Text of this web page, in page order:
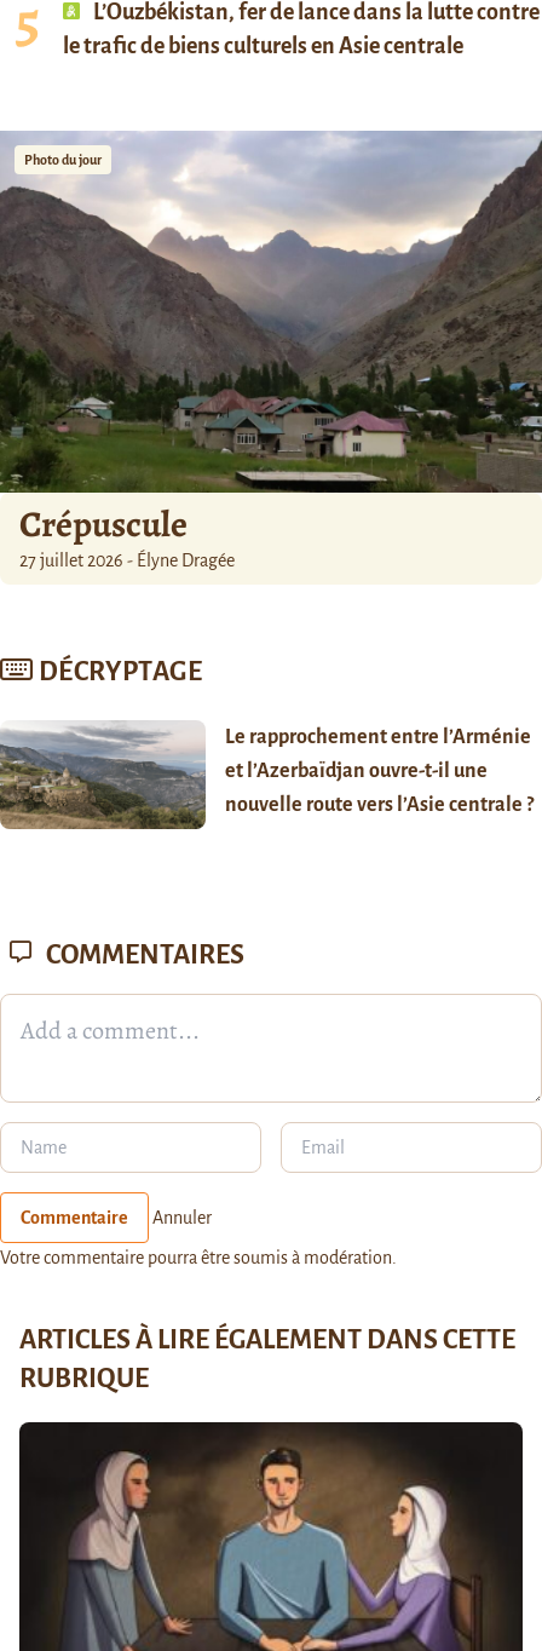
L’Ouzbékistan, fer de lance dans la lutte contre
le trafic de biens culturels en Asie centrale
Photo du jour
Crépuscule
27 juillet 2026 - Élyne Dragée
DÉCRYPTAGE
Le rapprochement entre l’Arménie
et l’Azerbaïdjan ouvre-t-il une
nouvelle route vers l’Asie centrale ?
COMMENTAIRES
Commentaire Annuler
Votre commentaire pourra être soumis à modération.
ARTICLES À LIRE ÉGALEMENT DANS CETTE
RUBRIQUE